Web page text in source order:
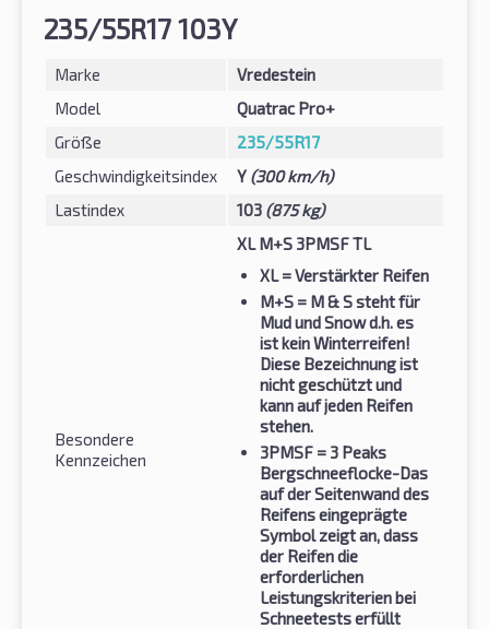
235/55R17 103Y
Marke
Vredestein
Model
Quatrac Pro+
Größe
235/55R17
Geschwindigkeitsindex
Y (300 km/h)
Lastindex
103 (875 kg)
Besondere
Kennzeichen
XL M+S 3PMSF TL
XL= Verstärkter Reifen
M+S = M & S steht für
Mud und Snow d.h. es
ist kein Winterreifen!
Diese Bezeichnung ist
nicht geschützt und
kann auf jeden Reifen
stehen.
3PMSF = 3 Peaks
Bergschneeflocke-Das
auf der Seitenwand des
Reifens eingeprägte
Symbol zeigt an, dass
der Reifen die
erforderlichen
Leistungskriterien bei
Schneetests erfüllt